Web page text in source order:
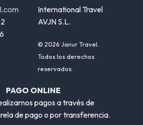
International Travel
AVJN S.L.
© 2026 Janur Travel.
Todos los derechos
reservados.
PAGO ONLINE
pagos a través de
de pago o por transferencia.